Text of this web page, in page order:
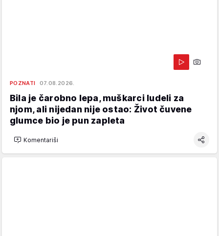
POZNATI 07.08.2026.
Bila je čarobno lepa, muškarci ludeli za
njom, ali nijedan nije ostao: Život čuvene
glumce bio je pun zapleta
Komentariši